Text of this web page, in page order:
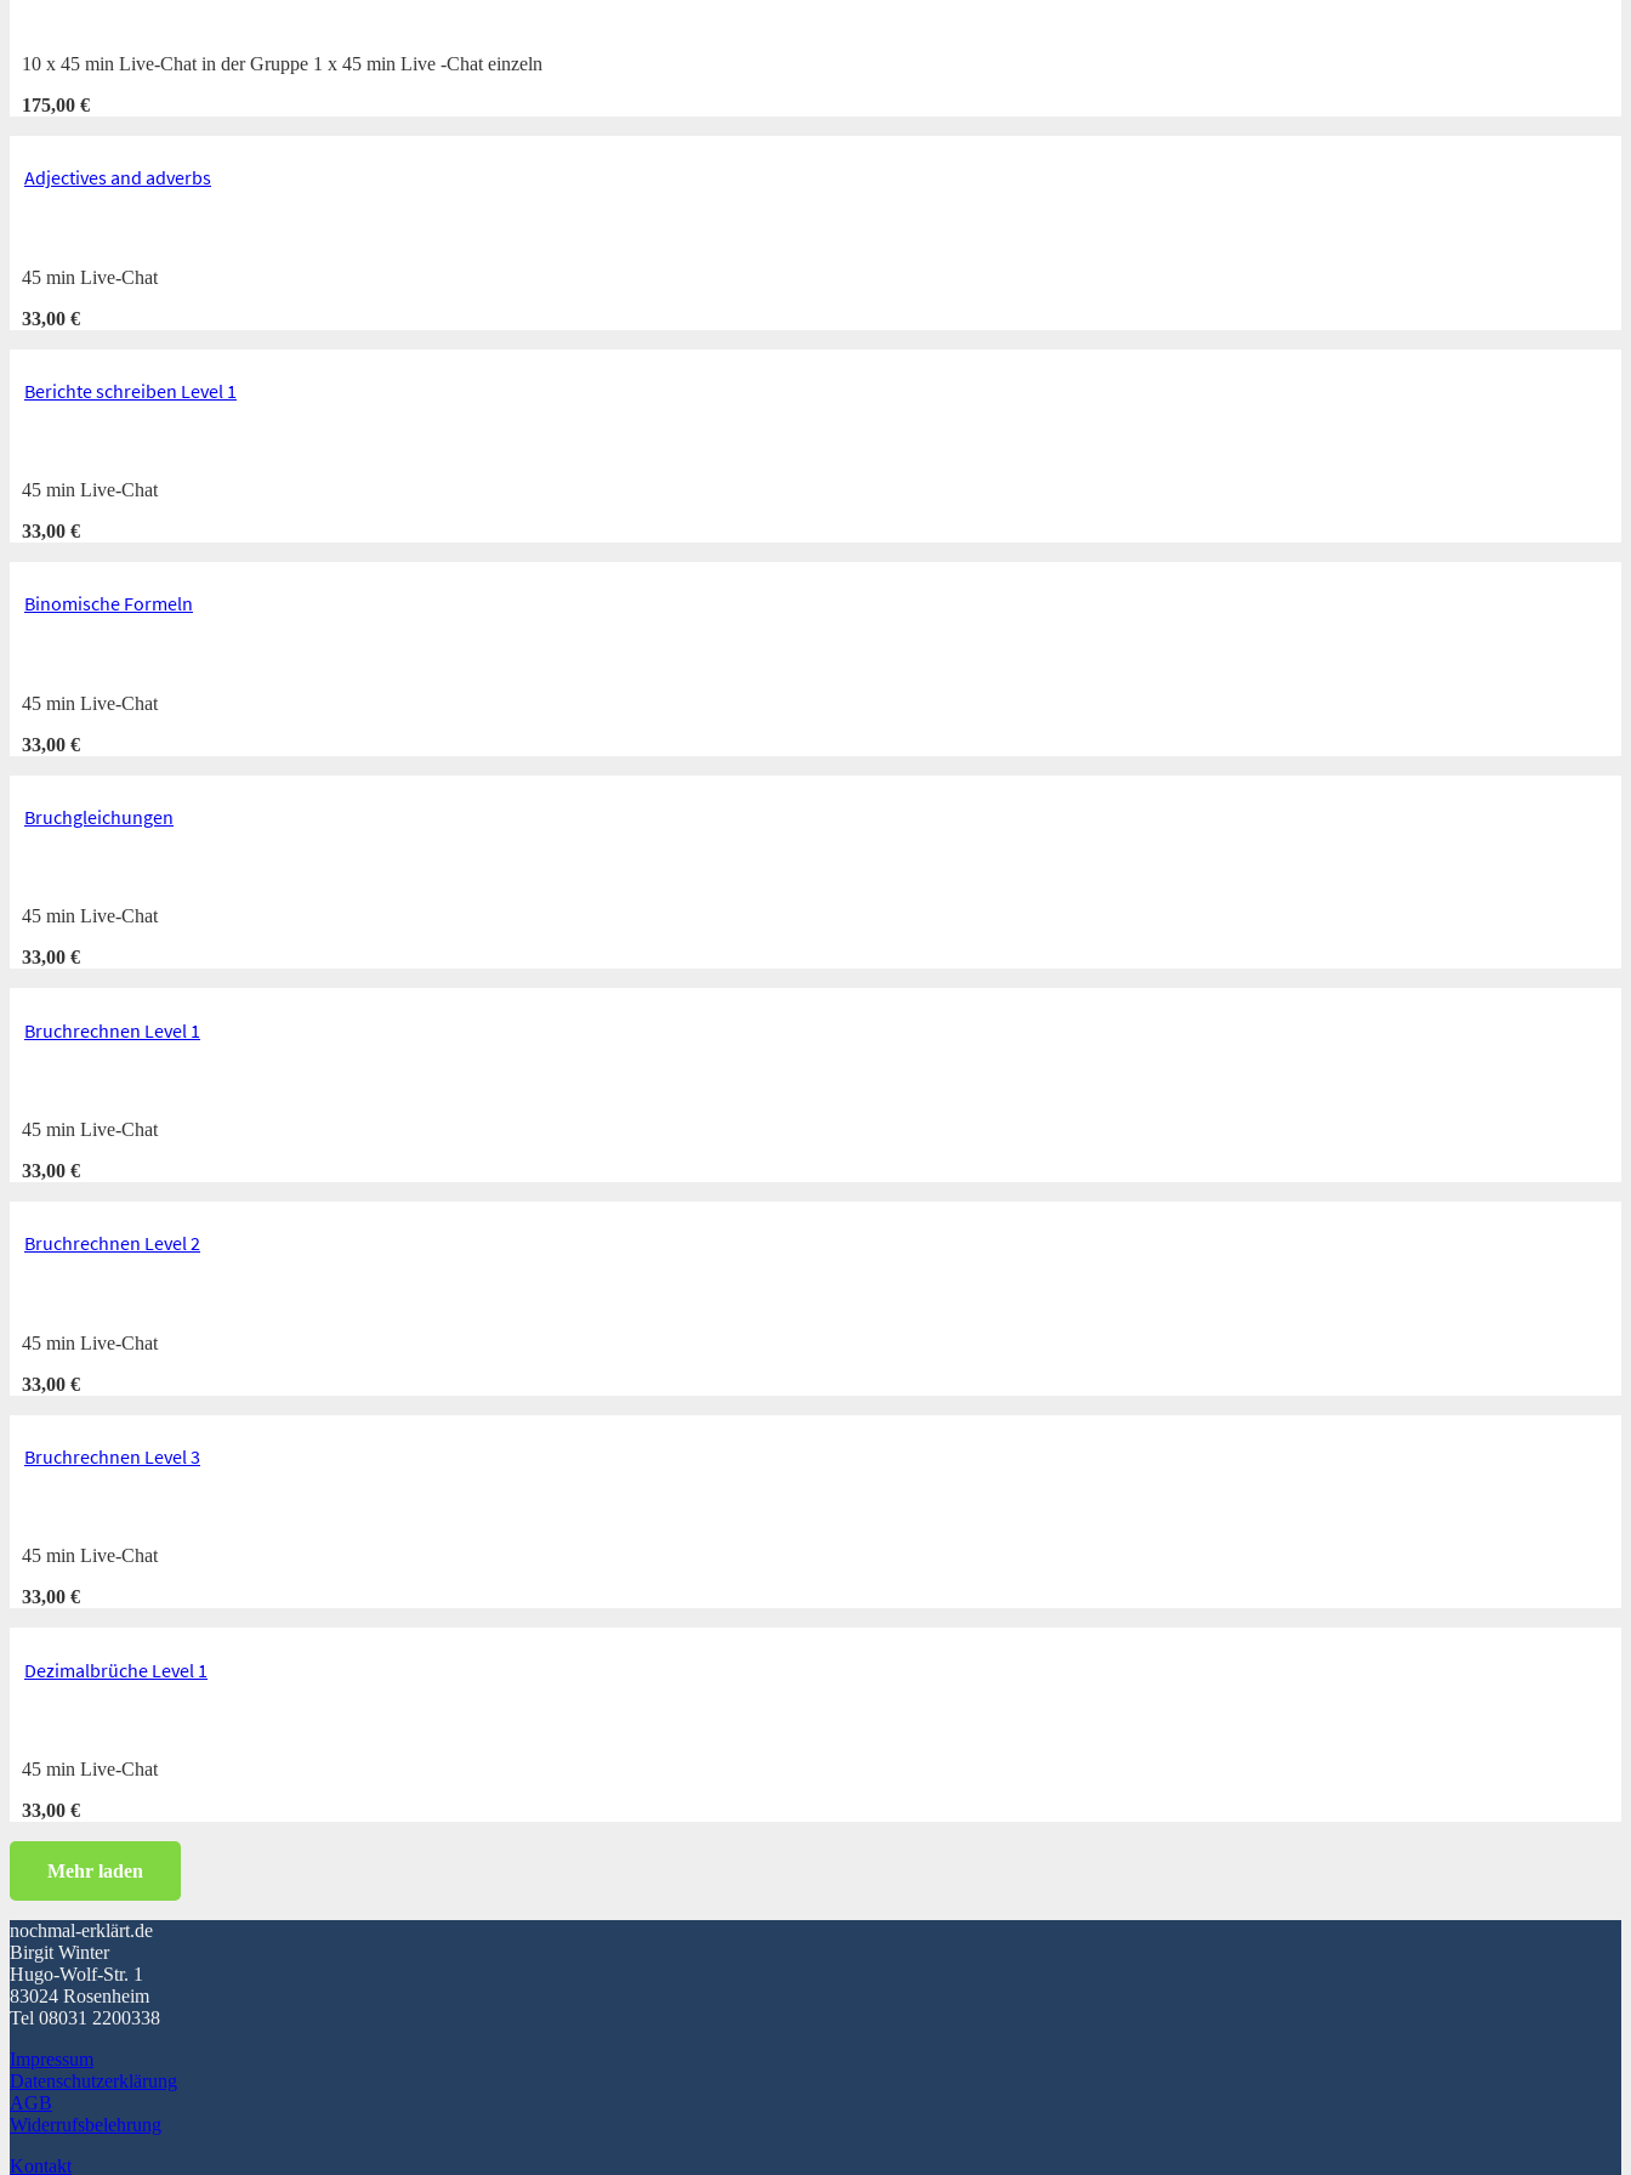
10 x 45 min Live-Chat in der Gruppe 1 x 45 min Live -Chat einzeln
175,00 €
Adjectives and adverbs
45 min Live-Chat
33,00 €
Berichte schreiben Level 1
45 min Live-Chat
33,00 €
Binomische Formeln
45 min Live-Chat
33,00 €
Bruchgleichungen
45 min Live-Chat
33,00 €
Bruchrechnen Level 1
45 min Live-Chat
33,00 €
Bruchrechnen Level 2
45 min Live-Chat
33,00 €
Bruchrechnen Level 3
45 min Live-Chat
33,00 €
Dezimalbrüche Level 1
45 min Live-Chat
33,00 €
Mehr laden
nochmal-erklärt.de
Birgit Winter
Hugo-Wolf-Str. 1
83024 Rosenheim
Tel 08031 2200338
Impressum
Datenschutzerklärung
AGB
Widerrufsbelehrung
Kontakt